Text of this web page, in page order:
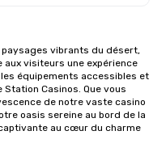
vibrants du désert,
aux visiteurs une expérience
équipements accessibles et
Casinos. Que vous
de notre vaste casino
oasis sereine au bord de la
au cœur du charme